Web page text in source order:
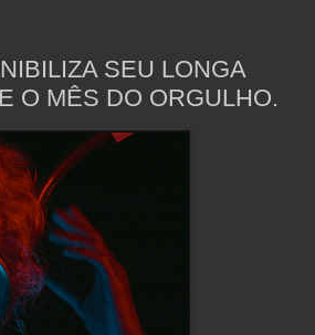
SEU LONGA
O MÊS DO ORGULHO.